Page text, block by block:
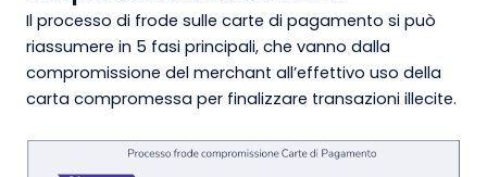
Il processo di frode sulle carte di pagamento si può
riassumere in 5 fasi principali, che vanno dalla
compromissione del merchant all’effettivo uso della
carta compromessa per finalizzare transazioni illecite.